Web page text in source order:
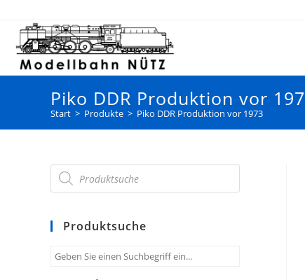
Piko DDR Produktion vor
Start > Produkte > Piko DDR Produktion vor 1973
Produktsuche